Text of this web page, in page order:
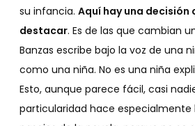
su infancia. Aquí hay una decisión
destacar. Es de las que cambian
Banzas escribe bajo la voz de una
como una niña. No es una niña
Esto, aunque parece fácil, casi
particularidad hace especialmente